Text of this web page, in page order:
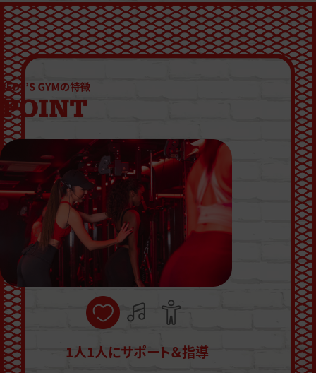
1人1人にサポート＆指導